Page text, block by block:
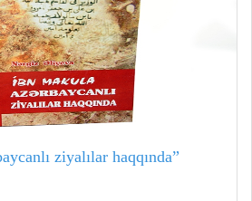
ziyalılar haqqında”